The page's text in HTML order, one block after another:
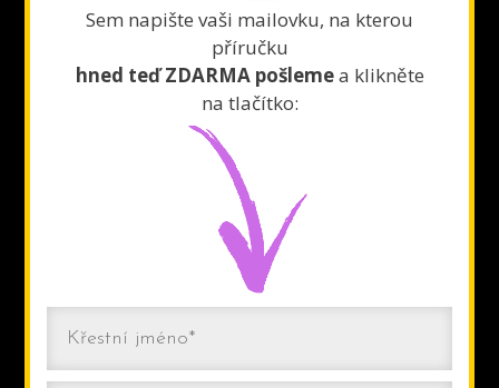
Sem napište vaši mailovku, na kterou
příručku
hned teď ZDARMA pošlemea klikněte
na tlačítko: